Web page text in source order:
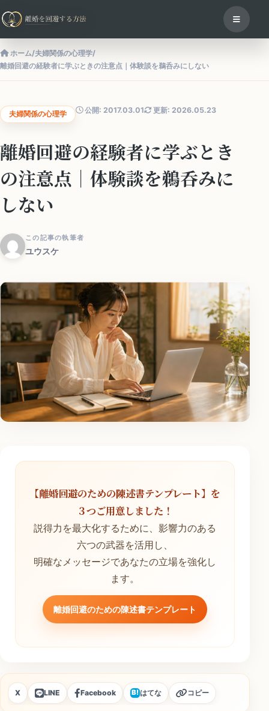
ホーム/夫婦関係の心理学/
離婚回避の経験者に学ぶときの注意点｜体験談を鵜呑みにしない
夫婦関係の心理学 公開: 2017.03.01 更新: 2026.05.23
離婚回避の経験者に学ぶとき
の注意点｜体験談を鵜呑みに
しない
この記事の執筆者
ユウスケ
【離婚回避のための陳述書テンプレート】を
３つご用意しました！
説得力を最大化するために、影響力のある
六つの武器を活用し、
明確なメッセージであなたの立場を強化し
ます。
離婚回避のための陳述書テンプレート
X LINE Facebook B!はてな コピー